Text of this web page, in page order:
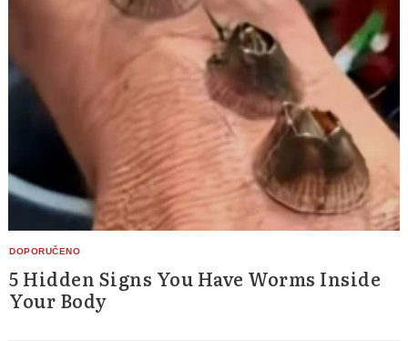
5 Hidden Signs You Have Worms Inside
Your Body